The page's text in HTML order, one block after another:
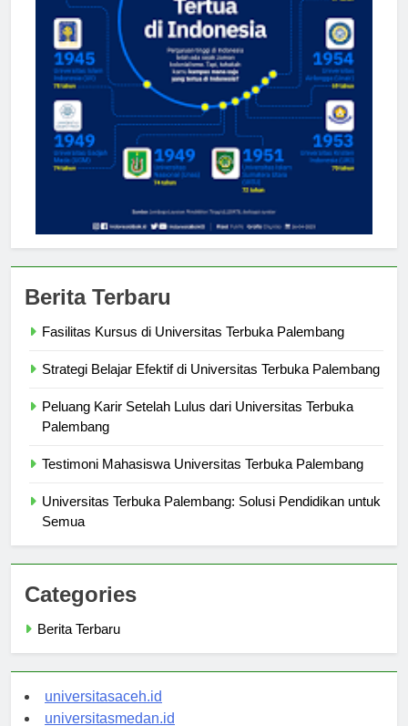
Peluang Karir Setelah Lulus dari Universitas Terbuka
Universitas Terbuka Palembang: Solusi Pendidikan untuk
Categories
universitasaceh.id